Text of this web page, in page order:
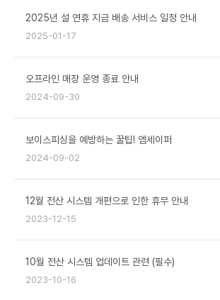
2025년 설 연휴 지금 배송 서비스 일정 안내
2025-01-17
오프라인 매장 운영 종료 안내
2024-09-30
보이스피싱을 예방하는 꿀팁! 엠세이퍼
2024-09-02
12월 전산 시스템 개편으로 인한 휴무 안내
2023-12-15
10월 전산 시스템 업데이트 관련 (필수)
2023-10-16